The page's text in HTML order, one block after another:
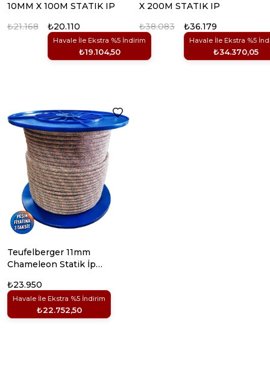
10MM X 100M STATIK IP
₺20.110
Havale İle Ekstra %5 İndirim
₺19.104,50
₺21.168
X 200M STATIK IP
₺36.179
Havale İle Ekstra %5
₺34.370,05
₺38.083
Teufelberger 11mm
Chameleon Statik İp
₺23.950
Havale İle Ekstra %5 İndirim
₺22.752,50